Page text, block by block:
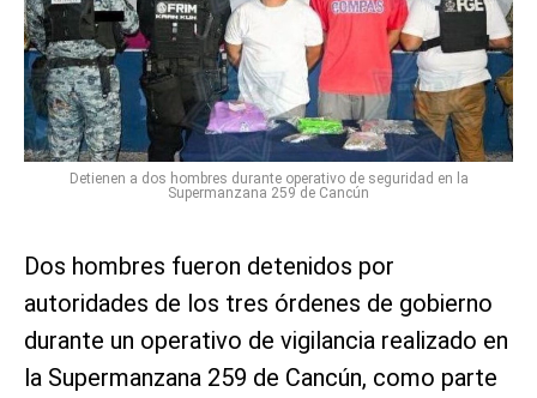
Detienen a dos hombres durante operativo de seguridad en la
Supermanzana 259 de Cancún
Dos hombres fueron detenidos por
autoridades de los tres órdenes de gobierno
durante un operativo de vigilancia realizado en
la Supermanzana 259 de Cancún, como parte